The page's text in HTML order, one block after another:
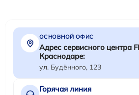
ОСНОВНОЙ ОФИС
Адрес сервисного центра
Краснодаре:
ул. Будённого, 123
Горячая линия